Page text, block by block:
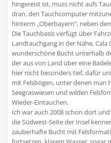
hingereist ist, muss nicht aufs
dran, den Tauchcomputer
hinterm „Oberbayern“, neben
Die Tauchbasis verfügt über
Landtauchgang in der Nähe, Cala
wunderschöne Bucht unterhalb
der aus von Land über eine
hier nicht besonders tief, dafür
mit Felsbögen, unter denen man
Seegraswiesen und wilden
Wieder-Eintauchen.
Ich war auch 2008 schon dort
die Südwest-Seite der Insel
zauberhafte Bucht mit